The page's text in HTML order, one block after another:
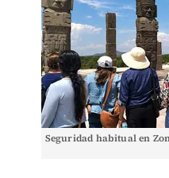
Seguridad habitual en